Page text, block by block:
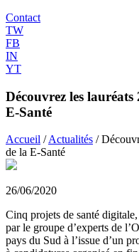
Contact
TW
FB
IN
YT
Découvrez les
E-Santé
Accueil /Actualités /
de la E-Santé
26/06/2020
Cinq projets de santé
par le groupe d’experts de
pays du Sud à l’issue d’un